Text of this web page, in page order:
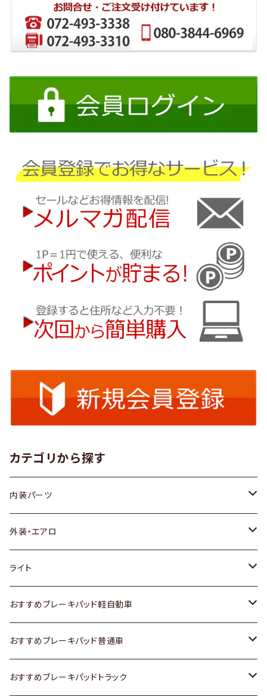
カテゴリから探す
内装パーツ
トヨタ
ホンダ
スズキ
日産
いすゞ
外装・エアロ
トヨタ
ホンダ
スズキ
日産
ライト
トヨタ
スズキ
日産
おすすめブレーキパッド軽自動車
トヨタ
ホンダ
おすすめブレーキパッド普通車
トヨタ
おすすめブレーキパッドトラック